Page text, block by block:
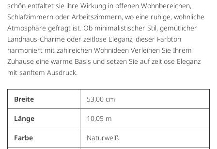
schön entfaltet sie ihre Wirkung in offenen Wohnbereichen,
Schlafzimmern oder Arbeitszimmern, wo eine ruhige, wohnliche
Atmosphäre gefragt ist. Ob minimalistischer Stil, gemütlicher
Landhaus-Charme oder zeitlose Eleganz, dieser Farbton
harmoniert mit zahlreichen Wohnideen Verleihen Sie Ihrem
Zuhause eine warme Basis und setzen Sie auf zeitlose Eleganz
mit sanftem Ausdruck.
Breite 53,00 cm
Länge 10,05 m
Farbe Naturweiß